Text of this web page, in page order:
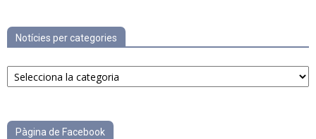
Notícies per categories
Notícies
per
Pàgina de Facebook